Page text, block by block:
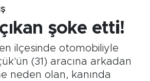
şoke etti!
ilçesinde otomobiliyle
(31) aracına arkadan
neden olan, kanında